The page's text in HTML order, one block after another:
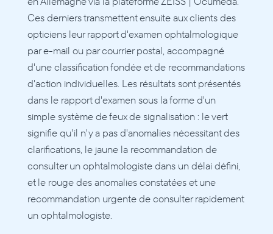
Ces derniers transmettent ensuite aux clients des
opticiens leur rapport d'examen ophtalmologique
par e-mail ou par courrier postal, accompagné
d'une classification fondée et de recommandations
d'action individuelles. Les résultats sont présentés
dans le rapport d'examen sous la forme d'un
simple système de feux de signalisation : le vert
signifie qu'il n'y a pas d'anomalies nécessitant des
clarifications, le jaune la recommandation de
consulter un ophtalmologiste dans un délai défini,
et le rouge des anomalies constatées et une
recommandation urgente de consulter rapidement
un ophtalmologiste.